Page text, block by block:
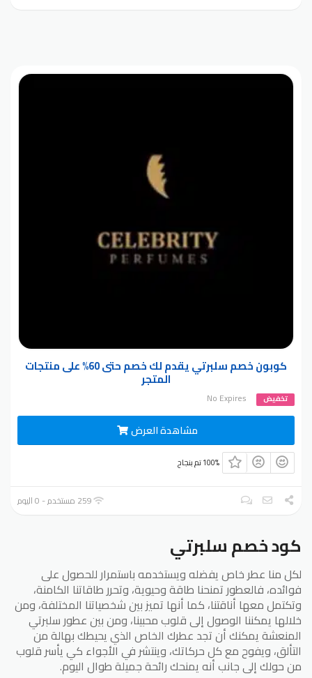
كوبون خصم سلبرتي يقدم لك خصم حتى 60% على منتجات
المتجر
تخفيض No Expires
مشاهدة العرض
100% تم بنجاح
259 مستخدم - 0 اليوم
كود خصم سلبرتي
لكل منا عطر خاص يفضله ويستخدمه باستمرار للحصول على
فوائده، فالعطور تمنحنا طاقة وحيوية، وتحرر طاقاتنا الكامنة،
وتكتمل معها أناقتنا، كما أنها تميز بين شخصياتنا المختلفة، ومن
خلالها يمكننا الوصول إلى قلوب محبينا، ومن بين عطور سلبرتي
المنعشة يمكنك أن تجد عطرك الخاص الذي يحيطك بهالة من
التألق، ويفوح مع كل حركاتك، وينتشر في الأجواء كي يأسر قلوب
من حولك إلى جانب أنه يمنحك رائحة جميلة طوال اليوم.